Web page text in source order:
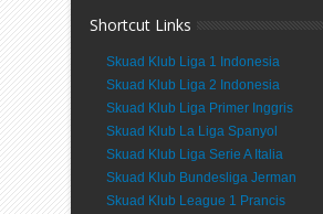
Shortcut Links
Skuad Klub Liga 1 Indonesia
Skuad Klub Liga 2 Indonesia
Skuad Klub Liga Primer Inggris
Skuad Klub La Liga Spanyol
Skuad Klub Liga Serie A Italia
Skuad Klub Bundesliga Jerman
Skuad Klub League 1 Prancis